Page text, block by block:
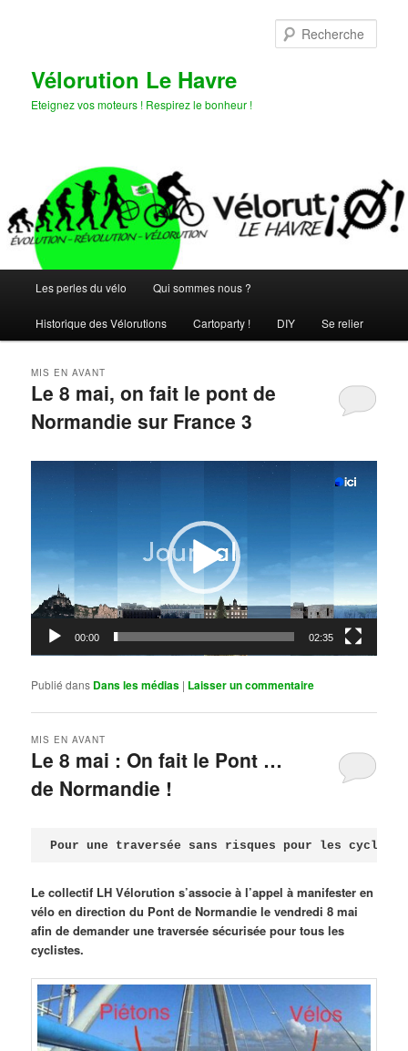
Vélorution Le Havre
Eteignez vos moteurs ! Respirez le bonheur !
principal
Les perles du vélo Qui sommes nous ?
Historique des Vélorutions Cartoparty ! DIY Se relier
Le 8 mai, on fait le pont de
Normandie sur France 3
MIS EN AVANT
00:00 02:35
Publié dans Dans les médias | Laisser un commentaire
Le 8 mai : On fait le Pont …
de Normandie !
MIS EN AVANT
Pour une traversée sans risques pour les
Le collectif LH Vélorution s’associe à l’appel à manifester en
vélo en direction du Pont de Normandie le vendredi 8 mai
afin de demander une traversée sécurisée pour tous les
cyclistes.